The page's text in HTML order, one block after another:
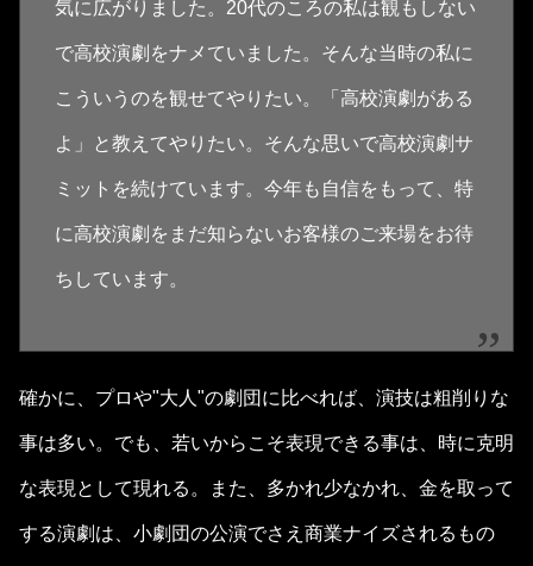
気に広がりました。20代のころの私は観もしない
で高校演劇をナメていました。そんな当時の私に
こういうのを観せてやりたい。「高校演劇がある
よ」と教えてやりたい。そんな思いで高校演劇サ
ミットを続けています。今年も自信をもって、特
に高校演劇をまだ知らないお客様のご来場をお待
ちしています。
確かに、プロや"大人"の劇団に比べれば、演技は粗削りな
事は多い。でも、若いからこそ表現できる事は、時に克明
な表現として現れる。また、多かれ少なかれ、金を取って
する演劇は、小劇団の公演でさえ商業ナイズされるもの